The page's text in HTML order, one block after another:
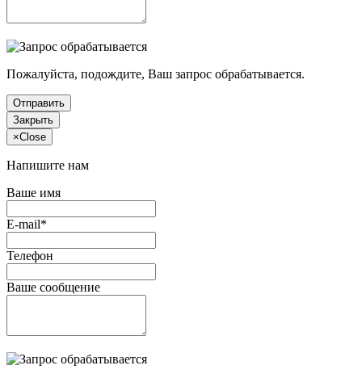
Пожалуйста, подождите, Ваш запрос обрабатывается.
Отправить
Закрыть
×Close
Напишите нам
Ваше имя
E-mail*
Телефон
Ваше сообщение